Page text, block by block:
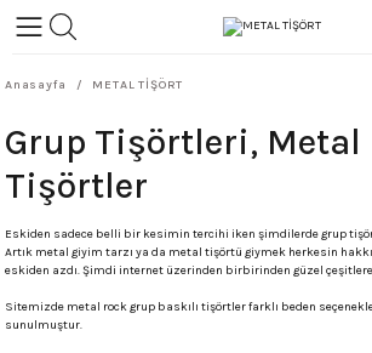
Geri Dön
ROCK
Geri Dön
Anasayfa METAL TİŞÖRT
Grup Tişörtleri, Metal
Tişörtler
Eskiden sadece belli bir kesimin tercihi iken şimdilerde grup
Artık metal giyim tarzı ya da metal tişörtü giymek herkesin
eskiden azdı. Şimdi internet üzerinden birbirinden güzel
Sitemizde metal rock grup baskılı tişörtler farklı beden
sunulmuştur.